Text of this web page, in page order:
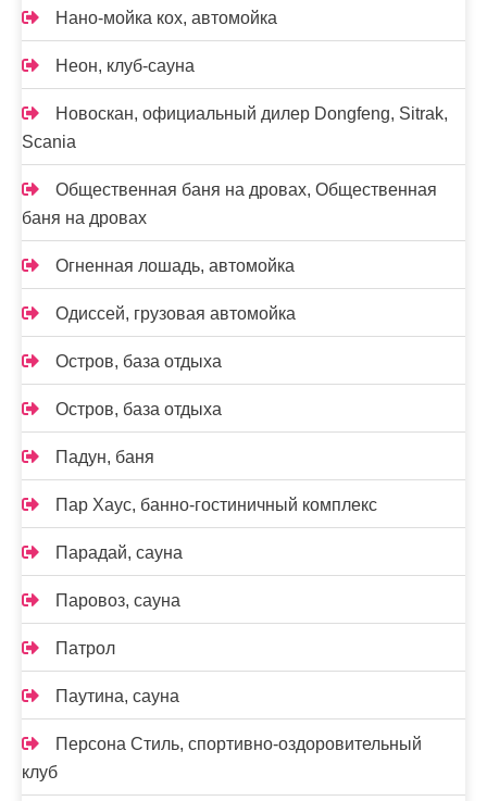
Нано-мойка кох, автомойка
Неон, клуб-сауна
Новоcкан, официальный дилер Dongfeng, Sitrak,
Scania
Общественная баня на дровах, Общественная
баня на дровах
Огненная лошадь, автомойка
Одиссей, грузовая автомойка
Остров, база отдыха
Остров, база отдыха
Падун, баня
Пар Хаус, банно-гостиничный комплекс
Парадай, сауна
Паровоз, сауна
Патрол
Паутина, сауна
Персона Стиль, спортивно-оздоровительный
клуб